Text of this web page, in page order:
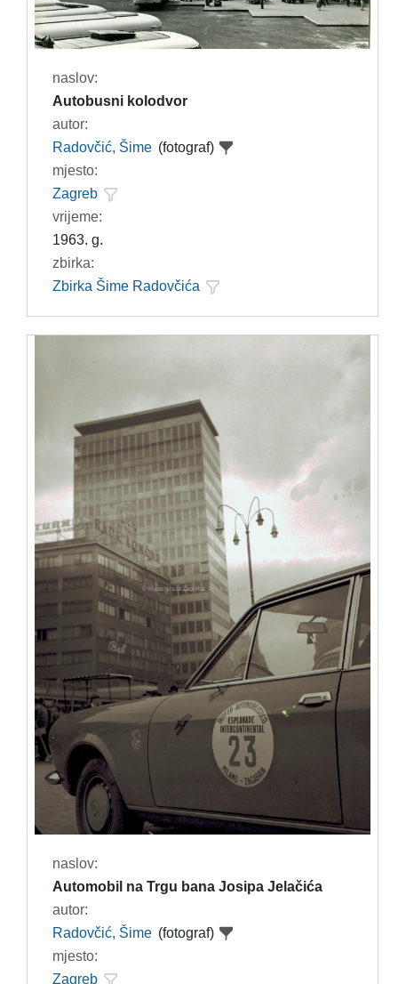
naslov:
Autobusni kolodvor
autor:
Radovčić, Šime (fotograf)
mjesto:
Zagreb
vrijeme:
1963. g.
zbirka:
Zbirka Šime Radovčića
naslov:
Automobil na Trgu bana Josipa Jelačića
autor:
Radovčić, Šime (fotograf)
mjesto:
Zagreb